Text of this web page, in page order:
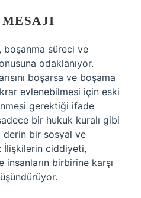
boşanma süreci ve
odaklanıyor.
boşarsa ve boşama
evlenebilmesi için eski
gerektiği ifade
bir hukuk kuralı gibi
derin bir sosyal ve
İlişkilerin ciddiyeti,
insanların birbirine karşı